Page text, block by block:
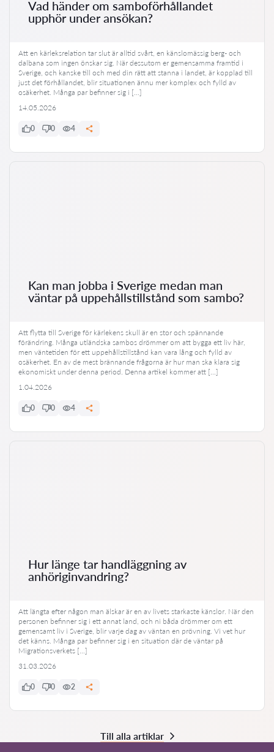
Vad händer om samboförhållandet
upphör under ansökan?
Att en kärleksrelation tar slut är alltid svårt, en känslomässig berg- och
dalbana som ingen önskar sig. När dessutom er gemensamma framtid i
Sverige, och kanske till och med din rätt att stanna i landet, är kopplad till
just det förhållandet, blir situationen ännu mer komplex och fylld av
osäkerhet. Många par befinner sig i […]
14.05.2026
0 0 4
Kan man jobba i Sverige medan man
väntar på uppehållstillstånd som sambo?
Att flytta till Sverige för kärlekens skull är en stor och spännande
förändring. Många utländska sambos drömmer om att bygga ett liv här,
men väntetiden för ett uppehållstillstånd kan vara lång och fylld av
osäkerhet. En av de mest brännande frågorna är hur man ska klara sig
ekonomiskt under denna period. Denna artikel kommer att […]
1.04.2026
0 0 4
Hur länge tar handläggning av
anhöriginvandring?
Att längta efter någon man älskar är en av livets starkaste känslor. När den
personen befinner sig i ett annat land, och ni båda drömmer om ett
gemensamt liv i Sverige, blir varje dag av väntan en prövning. Vi vet hur
det känns. Många par befinner sig i en situation där de väntar på
Migrationsverkets […]
31.03.2026
0 0 2
Till alla artiklar